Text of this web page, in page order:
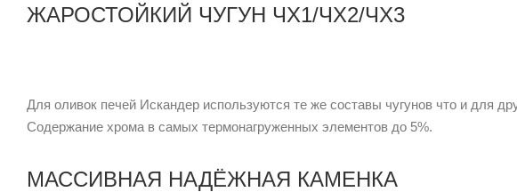
ЖАРОСТОЙКИЙ ЧУГУН ЧХ1/ЧХ2/ЧХ3
Для оливок печей Искандер используются те же составы чугунов что и для
Содержание хрома в самых термонагруженных элементов до 5%.
МАССИВНАЯ НАДЁЖНАЯ КАМЕНКА